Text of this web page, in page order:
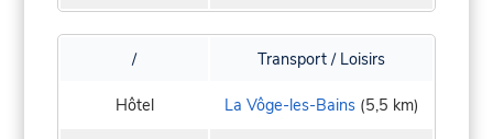
/ Transport / Loisirs
Hôtel La Vôge-les-Bains(5,5 km)